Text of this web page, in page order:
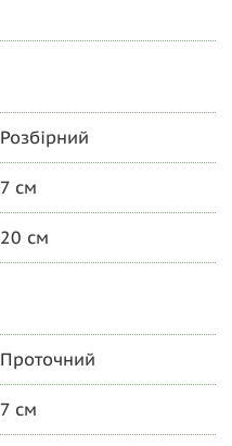
Розбірний
7 см
20 см
Проточний
7 см